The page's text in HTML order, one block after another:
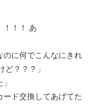
！！！ あ
のに何でこんなにきれ
ど？？？」
ード交換してあげてた